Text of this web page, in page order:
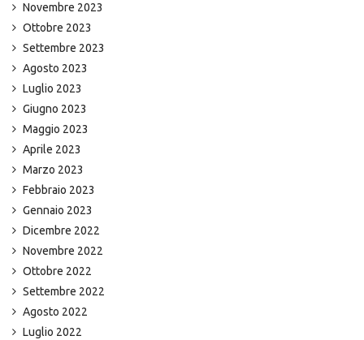
Novembre 2023
Ottobre 2023
Settembre 2023
Agosto 2023
Luglio 2023
Giugno 2023
Maggio 2023
Aprile 2023
Marzo 2023
Febbraio 2023
Gennaio 2023
Dicembre 2022
Novembre 2022
Ottobre 2022
Settembre 2022
Agosto 2022
Luglio 2022